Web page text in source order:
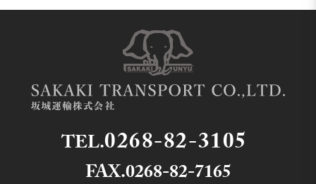
TEL.0268-82-3105
FAX.0268-82-7165